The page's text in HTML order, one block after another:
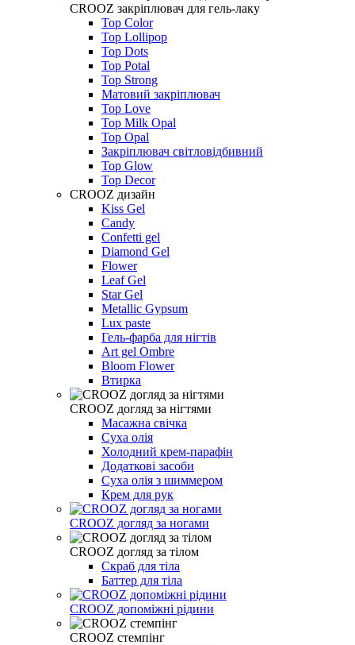
CROOZ закріплювач для гель-лаку
Top Color
Top Lollipop
Top Dots
Top Potal
Top Strong
Матовий закріплювач
Top Love
Top Milk Opal
Top Opal
Закріплювач світловідбивний
Top Glow
Top Decor
CROOZ дизайн
Kiss Gel
Candy
Confetti gel
Diamond Gel
Flower
Leaf Gel
Star Gel
Metallic Gypsum
Lux paste
Гель-фарба для нігтів
Art gel Ombre
Bloom Flower
Втирка
CROOZ догляд за нігтями
Масажна свічка
Суха олія
Холодний крем-парафін
Додаткові засоби
Суха олія з шиммером
Крем для рук
CROOZ догляд за ногами
CROOZ догляд за тілом
Скраб для тіла
Баттер для тіла
CROOZ допоміжні рідини
CROOZ стемпінг